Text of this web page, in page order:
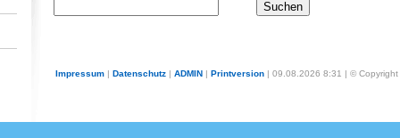
Impressum | Datenschutz | ADMIN | Printversion | 09.08.2026 8:31 | ©